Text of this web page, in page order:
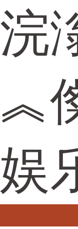
浣
︽
娱